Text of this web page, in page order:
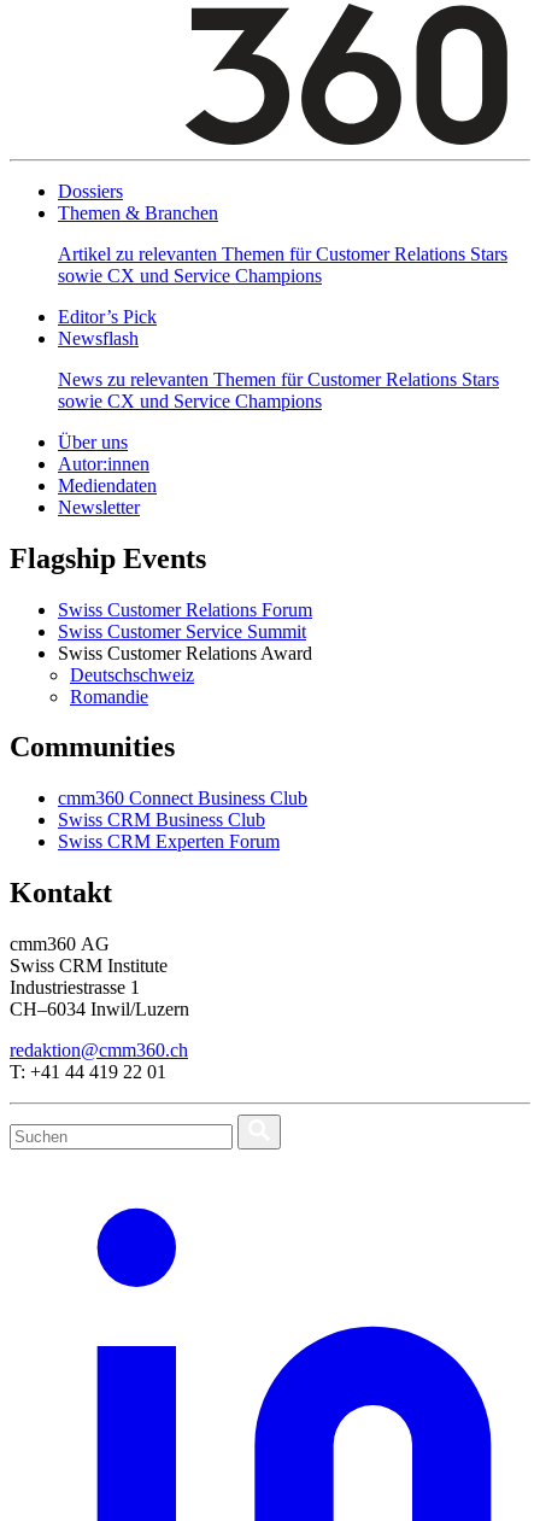
Dossiers
Themen & Branchen
Artikel zu relevanten Themen für Customer Relations Stars
sowie CX und Service Champions
Editor’s Pick
Newsflash
News zu relevanten Themen für Customer Relations Stars
sowie CX und Service Champions
Über uns
Autor:innen
Mediendaten
Newsletter
Flagship Events
Swiss Customer Relations Forum
Swiss Customer Service Summit
Swiss Customer Relations Award
Deutschschweiz
Romandie
Communities
cmm360 Connect Business Club
Swiss CRM Business Club
Swiss CRM Experten Forum
Kontakt
cmm360 AG
Swiss CRM Institute
Industriestrasse 1
CH–6034 Inwil/Luzern
redaktion@cmm360.ch
T: +41 44 419 22 01